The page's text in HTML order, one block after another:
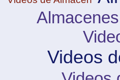
Almacenes
Videos